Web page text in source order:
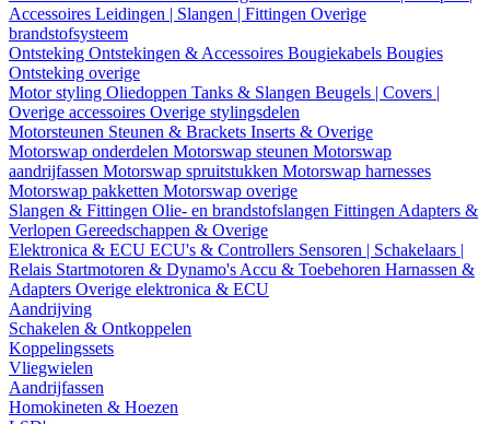
Accessoires Leidingen | Slangen | Fittingen Overige
brandstofsysteem
Ontsteking Ontstekingen & Accessoires Bougiekabels Bougies
Ontsteking overige
Motor styling Oliedoppen Tanks & Slangen Beugels | Covers |
Overige accessoires Overige stylingsdelen
Motorsteunen Steunen & Brackets Inserts & Overige
Motorswap onderdelen Motorswap steunen Motorswap
aandrijfassen Motorswap spruitstukken Motorswap harnesses
Motorswap pakketten Motorswap overige
Slangen & Fittingen Olie- en brandstofslangen Fittingen Adapters &
Verlopen Gereedschappen & Overige
Elektronica & ECU ECU's & Controllers Sensoren | Schakelaars |
Relais Startmotoren & Dynamo's Accu & Toebehoren Harnassen &
Adapters Overige elektronica & ECU
Aandrijving
Schakelen & Ontkoppelen
Koppelingssets
Vliegwielen
Aandrijfassen
Homokineten & Hoezen